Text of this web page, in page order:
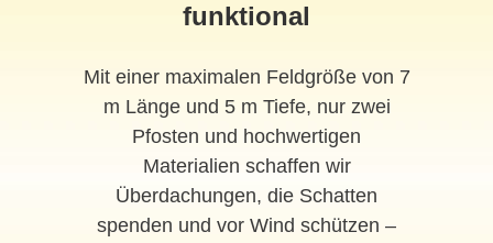
funktional
Mit einer maximalen Feldgröße von 7
m Länge und 5 m Tiefe, nur zwei
Pfosten und hochwertigen
Materialien schaffen wir
Überdachungen, die Schatten
spenden und vor Wind schützen –